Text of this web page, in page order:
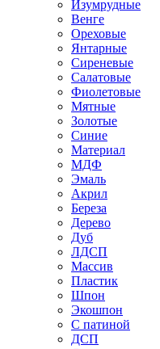
Изумрудные
Венге
Ореховые
Янтарные
Сиреневые
Салатовые
Фиолетовые
Мятные
Золотые
Синие
Материал
МДФ
Эмаль
Акрил
Береза
Дерево
Дуб
ЛДСП
Массив
Пластик
Шпон
Экошпон
С патиной
ДСП